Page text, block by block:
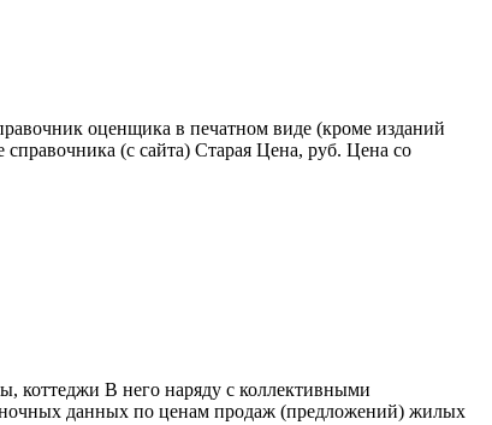
оценщика в печатном виде (кроме изданий
(с сайта) Старая Цена, руб. Цена со
коттеджи В него наряду с коллективными
данных по ценам продаж (предложений) жилых